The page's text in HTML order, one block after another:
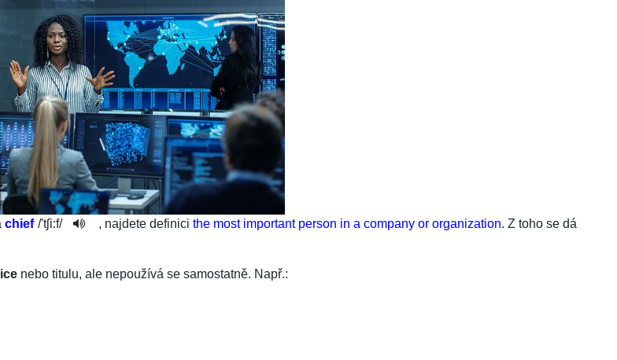
chief /'tʃi:f/ , najdete definici the most important person in a company or organization. Z toho se dá
nebo titulu, ale nepoužívá se samostatně. Např.: